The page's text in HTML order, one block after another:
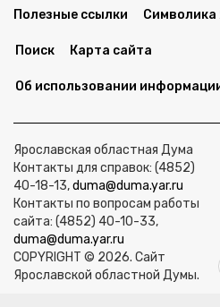
Полезные ссылки Символика
Поиск Карта сайта
Об использовании
Ярославская областная Дума
Контакты для справок: (4852)
40-18-13,duma@duma.yar.ru
Контакты по вопросам работы
сайта: (4852) 40-10-33,
duma@duma.yar.ru
COPYRIGHT © 2026. Сайт
Ярославской областной Думы.